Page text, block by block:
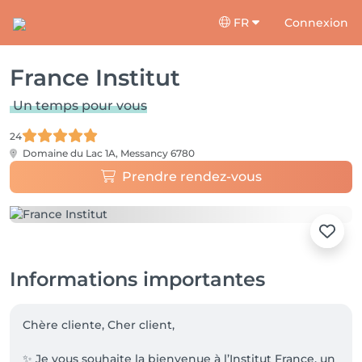
FR Connexion
France Institut
Un temps pour vous
24
Domaine du Lac 1A, Messancy 6780
Prendre rendez-vous
Informations importantes
Chère cliente, Cher client,
✨ Je vous souhaite la bienvenue à l’Institut France, un